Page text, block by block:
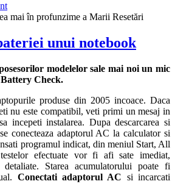
mai în profunzime a Marii Resetări
unui notebook
modelelor sale mai noi un mic
Check.
produse din 2005 incoace. Daca
nu este compatibil, veti primi un mesaj in
incepeti instalarea. Dupa descarcarea si
conecteaza adaptorul AC la calculator si
programul indicat, din meniul Start, All
testelor efectuate vor fi afi sate imediat,
Starea acumulatorului poate fi
Conectati adaptorul AC si incarcati